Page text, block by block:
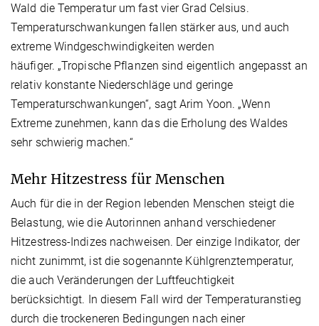
Wald die Temperatur um fast vier Grad Celsius.
Temperaturschwankungen fallen stärker aus, und auch
extreme Windgeschwindigkeiten werden
häufiger. „Tropische Pflanzen sind eigentlich angepasst an
relativ konstante Niederschläge und geringe
Temperaturschwankungen“, sagt Arim Yoon. „Wenn
Extreme zunehmen, kann das die Erholung des Waldes
sehr schwierig machen.“
Mehr Hitzestress für Menschen
Auch für die in der Region lebenden Menschen steigt die
Belastung, wie die Autorinnen anhand verschiedener
Hitzestress-Indizes nachweisen. Der einzige Indikator, der
nicht zunimmt, ist die sogenannte Kühlgrenztemperatur,
die auch Veränderungen der Luftfeuchtigkeit
berücksichtigt. In diesem Fall wird der Temperaturanstieg
durch die trockeneren Bedingungen nach einer